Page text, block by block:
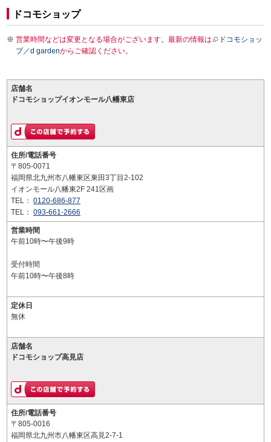
ドコモショップ
営業時間などは変更となる場合がございます。最新の情報は
ドコモショッ
プ／d gardenからご確認ください。
店舗名
ドコモショップイオンモール八幡東店
住所/電話番号
〒805-0071
福岡県北九州市八幡東区東田3丁目2-102
イオンモール八幡東2F 241区画
TEL： 0120-686-877
TEL： 093-661-2666
営業時間
午前10時〜午後9時
受付時間
午前10時〜午後8時
定休日
無休
店舗名
ドコモショップ高見店
住所/電話番号
〒805-0016
福岡県北九州市八幡東区高見2-7-1